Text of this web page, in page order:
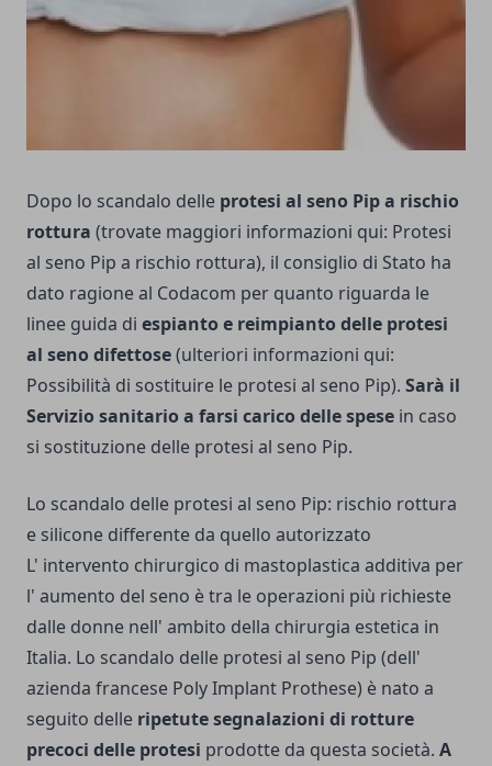
Dopo lo scandalo delle protesi al seno Pip a rischio
rottura (trovate maggiori informazioni qui: Protesi
al seno Pip a rischio rottura), il consiglio di Stato ha
dato ragione al Codacom per quanto riguarda le
linee guida di espianto e reimpianto delle protesi
al seno difettose(ulteriori informazioni qui:
Possibilità di sostituire le protesi al seno Pip). Sarà il
Servizio sanitario a farsi carico delle spese in caso
si sostituzione delle protesi al seno Pip.
Lo scandalo delle protesi al seno Pip: rischio rottura
e silicone differente da quello autorizzato
L' intervento chirurgico di mastoplastica additiva per
l' aumento del seno è tra le operazioni più richieste
dalle donne nell' ambito della chirurgia estetica in
Italia. Lo scandalo delle protesi al seno Pip (dell'
azienda francese Poly Implant Prothese) è nato a
seguito delle ripetute segnalazioni di rotture
precoci delle protesi prodotte da questa società. A